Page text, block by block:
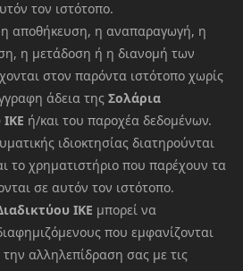
τον ιστότοπο.
αποθήκευση, η αναπαραγωγή, η
η μετάδοση ή η διανομή των
στον παρόντα ιστότοπο χωρίς
άδεια της Σολάρια
ή/και του παροχέα δεδομένων.
ιδιοκτησίας διατηρούνται
το χρηματιστήριο που παρέχουν τα
σε αυτόν τον ιστότοπο.
ΙΚΕ μπορεί να
που εμφανίζονται
αλληλεπίδραση σας με τις